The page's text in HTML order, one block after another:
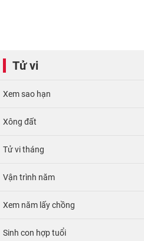
Tử vi
Xem sao hạn
Xông đất
Tử vi tháng
Vận trình năm
Xem năm lấy chồng
Sinh con hợp tuổi